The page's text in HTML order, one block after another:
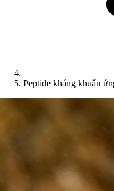
Peptide kháng khuẩn